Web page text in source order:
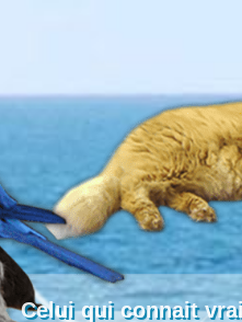
Celui qui connait